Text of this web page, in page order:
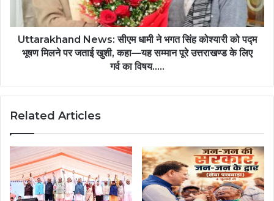
Uttarakhand News: सीएम धामी ने भगत सिंह कोश्यारी को पद्म
भूषण मिलने पर जताई खुशी, कहा—यह सम्मान पूरे उत्तराखण्ड के लिए
गर्व का विषय…..
Related Articles